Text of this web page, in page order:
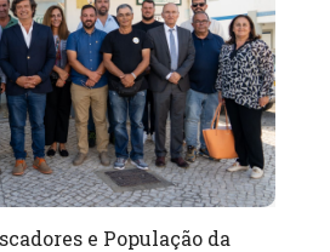
e População da